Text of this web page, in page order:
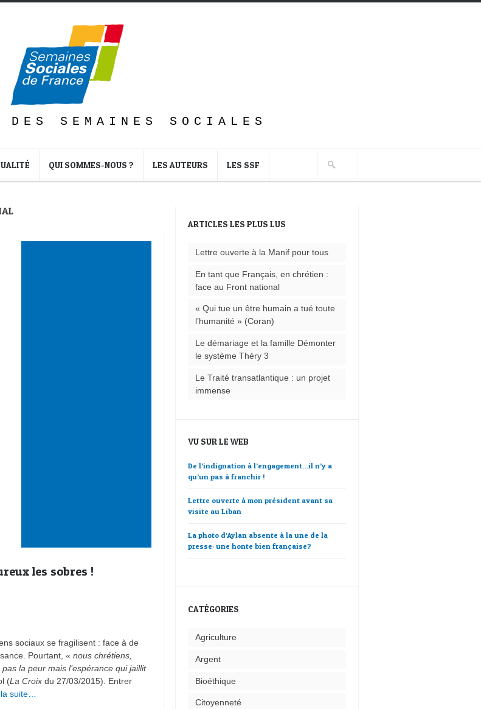
SEMAINES SOCIALES
QUI SOMMES-NOUS ? LES AUTEURS LES SSF
les sobres !
sociaux se fragilisent : face à de
Pourtant, « nous chrétiens,
la peur mais l’espérance qui jaillit
(La Croix du 27/03/2015). Entrer
suite…
ARTICLES LES PLUS LUS
Lettre ouverte à la Manif pour tous
En tant que Français, en chrétien :
face au Front national
« Qui tue un être humain a tué toute
l’humanité » (Coran)
Le démariage et la famille Démonter
le système Théry 3
Le Traité transatlantique : un projet
immense
VU SUR LE WEB
De l’indignation à l’engagement…il n’y a
qu’un pas à franchir !
Lettre ouverte à mon président avant sa
visite au Liban
La photo d’Aylan absente à la une de la
presse: une honte bien française?
CATÉGORIES
Agriculture
Argent
Bioéthique
Citoyenneté